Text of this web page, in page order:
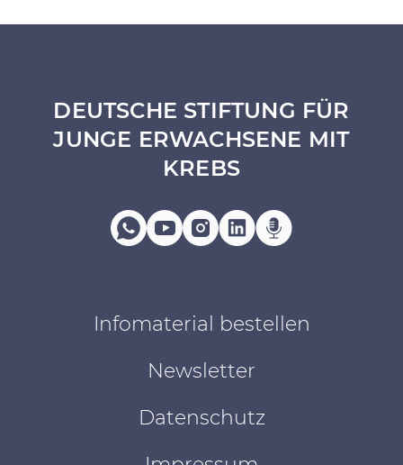
DEUTSCHE STIFTUNG FÜR
JUNGE ERWACHSENE MIT
KREBS
Infomaterial bestellen
Newsletter
Datenschutz